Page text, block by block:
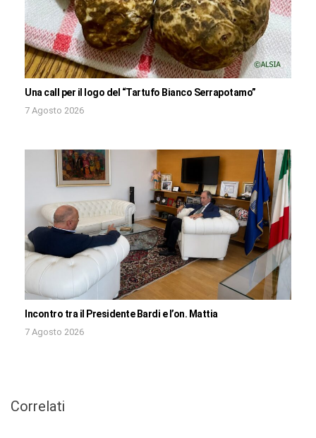
Una call per il logo del “Tartufo Bianco Serrapotamo”
7 Agosto 2026
Incontro tra il Presidente Bardi e l’on. Mattia
7 Agosto 2026
Correlati